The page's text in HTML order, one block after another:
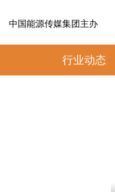
中国能源传媒集团主办
行业动态